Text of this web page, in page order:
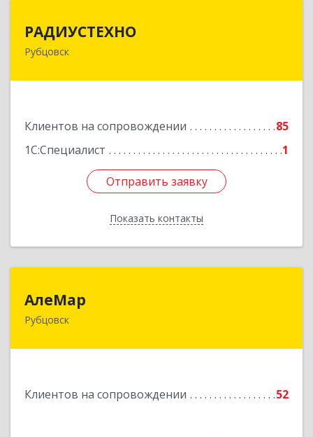
РАДИУСТЕХНО
Рубцовск
Клиентов на сопровождении
85
1С:Специалист
1
Отправить заявку
Показать контакты
658225, Алтайский край, Рубцовск г, Ленина пр-
Отправить заявку
Назад
АлеМар
Рубцовск
Клиентов на сопровождении 52